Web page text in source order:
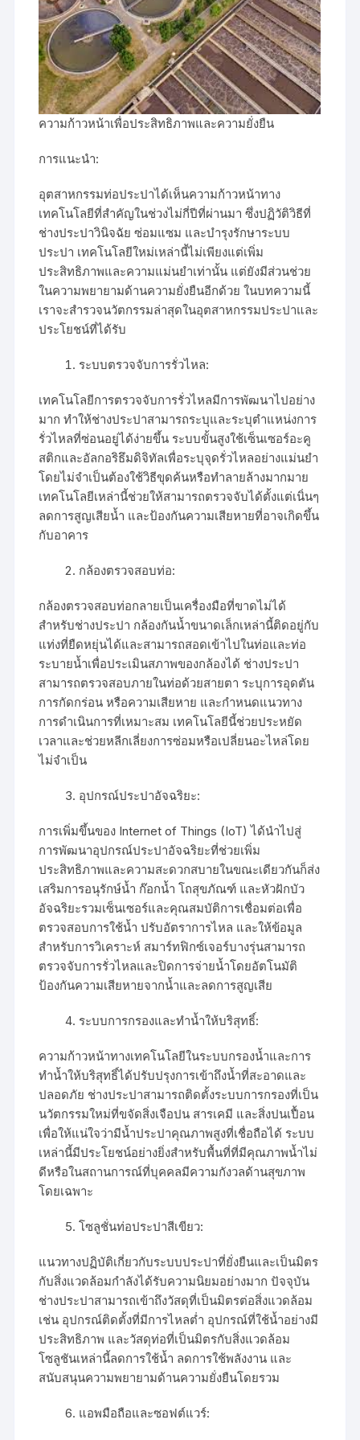
ความก้าวหน้าเพื่อประสิทธิภาพและความยั่งยืน
การแนะนำ:
อุตสาหกรรมท่อประปาได้เห็นความก้าวหน้าทาง
เทคโนโลยีที่สำคัญในช่วงไม่กี่ปีที่ผ่านมา ซึ่งปฏิวัติวิธีที่
ช่างประปาวินิจฉัย ซ่อมแซม และบำรุงรักษาระบบ
ประปา เทคโนโลยีใหม่เหล่านี้ไม่เพียงแต่เพิ่ม
ประสิทธิภาพและความแม่นยำเท่านั้น แต่ยังมีส่วนช่วย
ในความพยายามด้านความยั่งยืนอีกด้วย ในบทความนี้
เราจะสำรวจนวัตกรรมล่าสุดในอุตสาหกรรมประปาและ
ประโยชน์ที่ได้รับ
ระบบตรวจจับการรั่วไหล:
เทคโนโลยีการตรวจจับการรั่วไหลมีการพัฒนาไปอย่าง
มาก ทำให้ช่างประปาสามารถระบุและระบุตำแหน่งการ
รั่วไหลที่ซ่อนอยู่ได้ง่ายขึ้น ระบบขั้นสูงใช้เซ็นเซอร์อะคู
สติกและอัลกอริธึมดิจิทัลเพื่อระบุจุดรั่วไหลอย่างแม่นยำ
โดยไม่จำเป็นต้องใช้วิธีขุดค้นหรือทำลายล้างมากมาย
เทคโนโลยีเหล่านี้ช่วยให้สามารถตรวจจับได้ตั้งแต่เนิ่นๆ
ลดการสูญเสียน้ำ และป้องกันความเสียหายที่อาจเกิดขึ้น
กับอาคาร
กล้องตรวจสอบท่อ:
กล้องตรวจสอบท่อกลายเป็นเครื่องมือที่ขาดไม่ได้
สำหรับช่างประปา กล้องกันน้ำขนาดเล็กเหล่านี้ติดอยู่กับ
แท่งที่ยืดหยุ่นได้และสามารถสอดเข้าไปในท่อและท่อ
ระบายน้ำเพื่อประเมินสภาพของกล้องได้ ช่างประปา
สามารถตรวจสอบภายในท่อด้วยสายตา ระบุการอุดตัน
การกัดกร่อน หรือความเสียหาย และกำหนดแนวทาง
การดำเนินการที่เหมาะสม เทคโนโลยีนี้ช่วยประหยัด
เวลาและช่วยหลีกเลี่ยงการซ่อมหรือเปลี่ยนอะไหล่โดย
ไม่จำเป็น
อุปกรณ์ประปาอัจฉริยะ:
การเพิ่มขึ้นของ Internet of Things (IoT) ได้นำไปสู่
การพัฒนาอุปกรณ์ประปาอัจฉริยะที่ช่วยเพิ่ม
ประสิทธิภาพและความสะดวกสบายในขณะเดียวกันก็ส่ง
เสริมการอนุรักษ์น้ำ ก๊อกน้ำ โถสุขภัณฑ์ และหัวฝักบัว
อัจฉริยะรวมเซ็นเซอร์และคุณสมบัติการเชื่อมต่อเพื่อ
ตรวจสอบการใช้น้ำ ปรับอัตราการไหล และให้ข้อมูล
สำหรับการวิเคราะห์ สมาร์ทฟิกซ์เจอร์บางรุ่นสามารถ
ตรวจจับการรั่วไหลและปิดการจ่ายน้ำโดยอัตโนมัติ
ป้องกันความเสียหายจากน้ำและลดการสูญเสีย
ระบบการกรองและทำน้ำให้บริสุทธิ์:
ความก้าวหน้าทางเทคโนโลยีในระบบกรองน้ำและการ
ทำน้ำให้บริสุทธิ์ได้ปรับปรุงการเข้าถึงน้ำที่สะอาดและ
ปลอดภัย ช่างประปาสามารถติดตั้งระบบการกรองที่เป็น
นวัตกรรมใหม่ที่ขจัดสิ่งเจือปน สารเคมี และสิ่งปนเปื้อน
เพื่อให้แน่ใจว่ามีน้ำประปาคุณภาพสูงที่เชื่อถือได้ ระบบ
เหล่านี้มีประโยชน์อย่างยิ่งสำหรับพื้นที่ที่มีคุณภาพน้ำไม่
ดีหรือในสถานการณ์ที่บุคคลมีความกังวลด้านสุขภาพ
โดยเฉพาะ
โซลูชั่นท่อประปาสีเขียว:
แนวทางปฏิบัติเกี่ยวกับระบบประปาที่ยั่งยืนและเป็นมิตร
กับสิ่งแวดล้อมกำลังได้รับความนิยมอย่างมาก ปัจจุบัน
ช่างประปาสามารถเข้าถึงวัสดุที่เป็นมิตรต่อสิ่งแวดล้อม
เช่น อุปกรณ์ติดตั้งที่มีการไหลต่ำ อุปกรณ์ที่ใช้น้ำอย่างมี
ประสิทธิภาพ และวัสดุท่อที่เป็นมิตรกับสิ่งแวดล้อม
โซลูชันเหล่านี้ลดการใช้น้ำ ลดการใช้พลังงาน และ
สนับสนุนความพยายามด้านความยั่งยืนโดยรวม
แอพมือถือและซอฟต์แวร์: